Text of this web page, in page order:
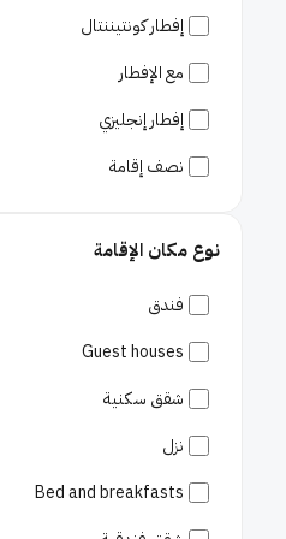
هايد بارك
مطارات
مطار هيثرو
شورديتش
جرينيتش
لامبيث
برنت
ويمبلدون
الدجيت
باتيرسي
هاكني
تشيسويك
واندسوورث
إفطار كونتيننتال
مع الإفطار
إفطار إنجليزي
نصف إقامة
نوع مكان الإقامة
فندق
Guest houses
شقق سكنية
نزل
Bed and breakfasts